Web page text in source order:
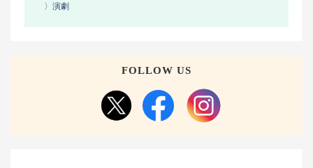
〉演劇
FOLLOW US